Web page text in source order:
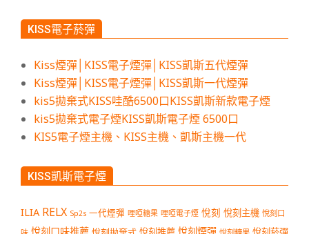
KISS電子菸彈
Kiss煙彈│KISS電子煙彈│KISS凱斯五代煙彈
Kiss煙彈│KISS電子煙彈│KISS凱斯一代煙彈
kis5拋棄式KISS哇酷6500口KISS凱斯新款電子煙
kis5拋棄式電子煙KISS凱斯電子煙 6500口
KIS5電子煙主機、KISS主機、凱斯主機一代
KISS凱斯電子煙
ILIA RELX Sp2s 一代煙彈 哩啞糖果 哩啞電子煙 悅刻 悅刻主機 悅刻口
悅刻口味推薦 悅刻煙彈